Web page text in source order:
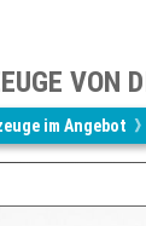
VON
im Angebot